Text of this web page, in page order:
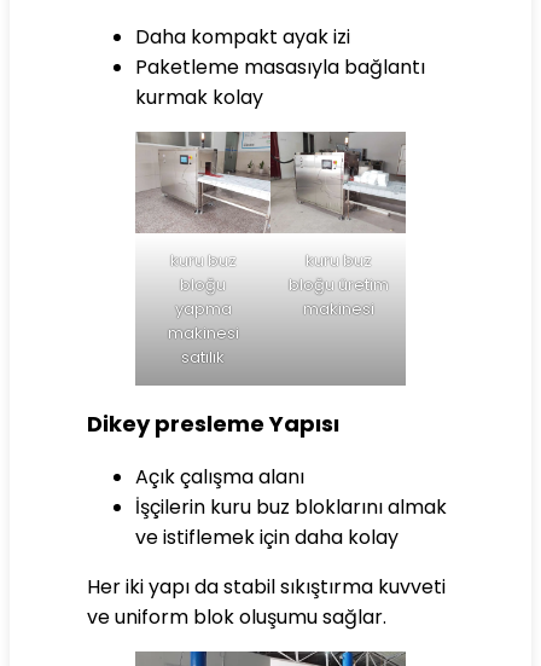
Daha kompakt ayak izi
Paketleme masasıyla bağlantı
kurmak kolay
kuru buz
bloğu
yapma
makinesi
satılık
kuru buz
bloğu üretim
makinesi
Dikey presleme Yapısı
Açık çalışma alanı
İşçilerin kuru buz bloklarını almak
ve istiflemek için daha kolay
Her iki yapı da stabil sıkıştırma kuvveti
ve uniform blok oluşumu sağlar.